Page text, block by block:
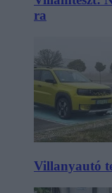
ra
Villanyautó